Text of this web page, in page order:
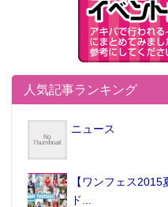
【スマートフォン】
人気記事ランキング
ニュース
【ワンフェス
ド...